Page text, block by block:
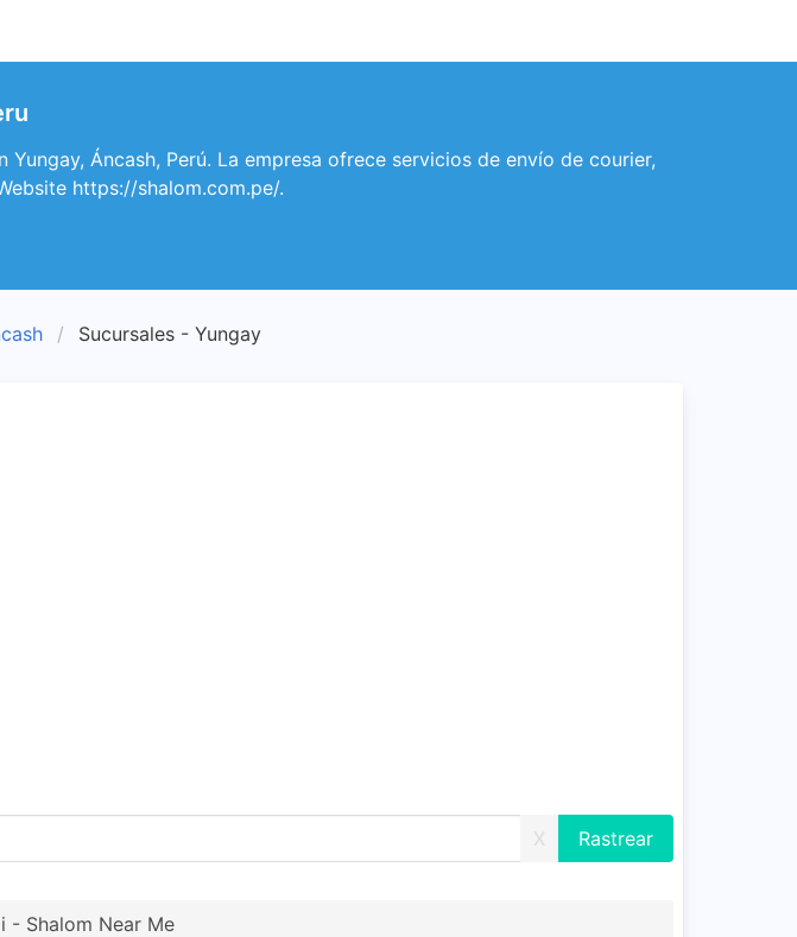
Áncash, Perú. La empresa ofrece servicios de envío de courier,
https://shalom.com.pe/.
Sucursales - Yungay
X
- Shalom Near Me